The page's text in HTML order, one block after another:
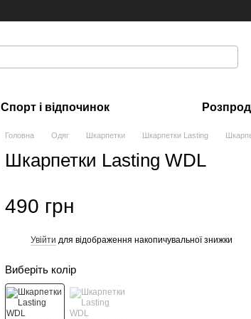
Спорт і відпочинок
Головна Одяг Шкарпетки Шкарпетки Lasting
Шкарпетки Lasting WDL
490 грн
Увійти для відображення накопичувальної знижки
Виберіть колір